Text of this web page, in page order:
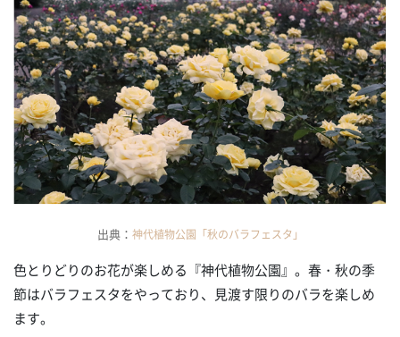
出典： 神代植物公園「秋のバラフェスタ」
色とりどりのお花が楽しめる『神代植物公園』。春・秋の季
節はバラフェスタをやっており、見渡す限りのバラを楽しめ
ます。